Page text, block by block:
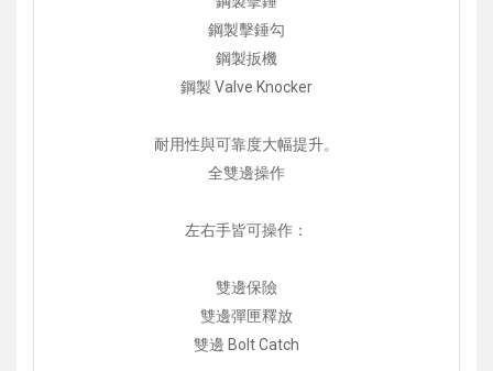
鋼製擊錘勾
鋼製扳機
鋼製 Valve Knocker
耐用性與可靠度大幅提升。
全雙邊操作
左右手皆可操作：
雙邊保險
雙邊彈匣釋放
雙邊 Bolt Catch